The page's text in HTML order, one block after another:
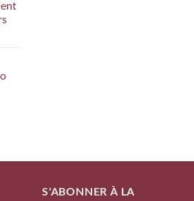
S'ABONNER À LA